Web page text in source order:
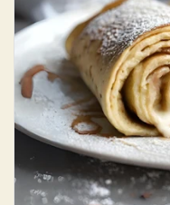
About
Suche
Login